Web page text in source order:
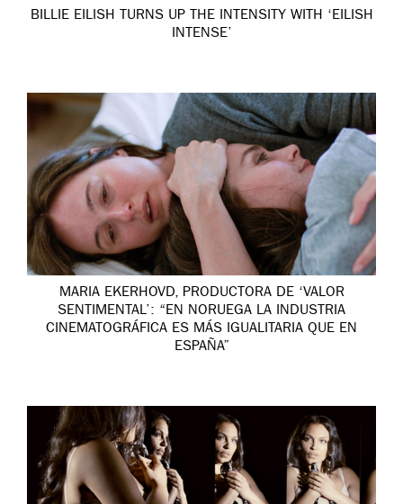
BILLIE EILISH TURNS UP THE INTENSITY WITH ‘EILISH
INTENSE’
MARIA EKERHOVD, PRODUCTORA DE ‘VALOR
SENTIMENTAL’: “EN NORUEGA LA INDUSTRIA
CINEMATOGRÁFICA ES MÁS IGUALITARIA QUE EN
ESPAÑA”